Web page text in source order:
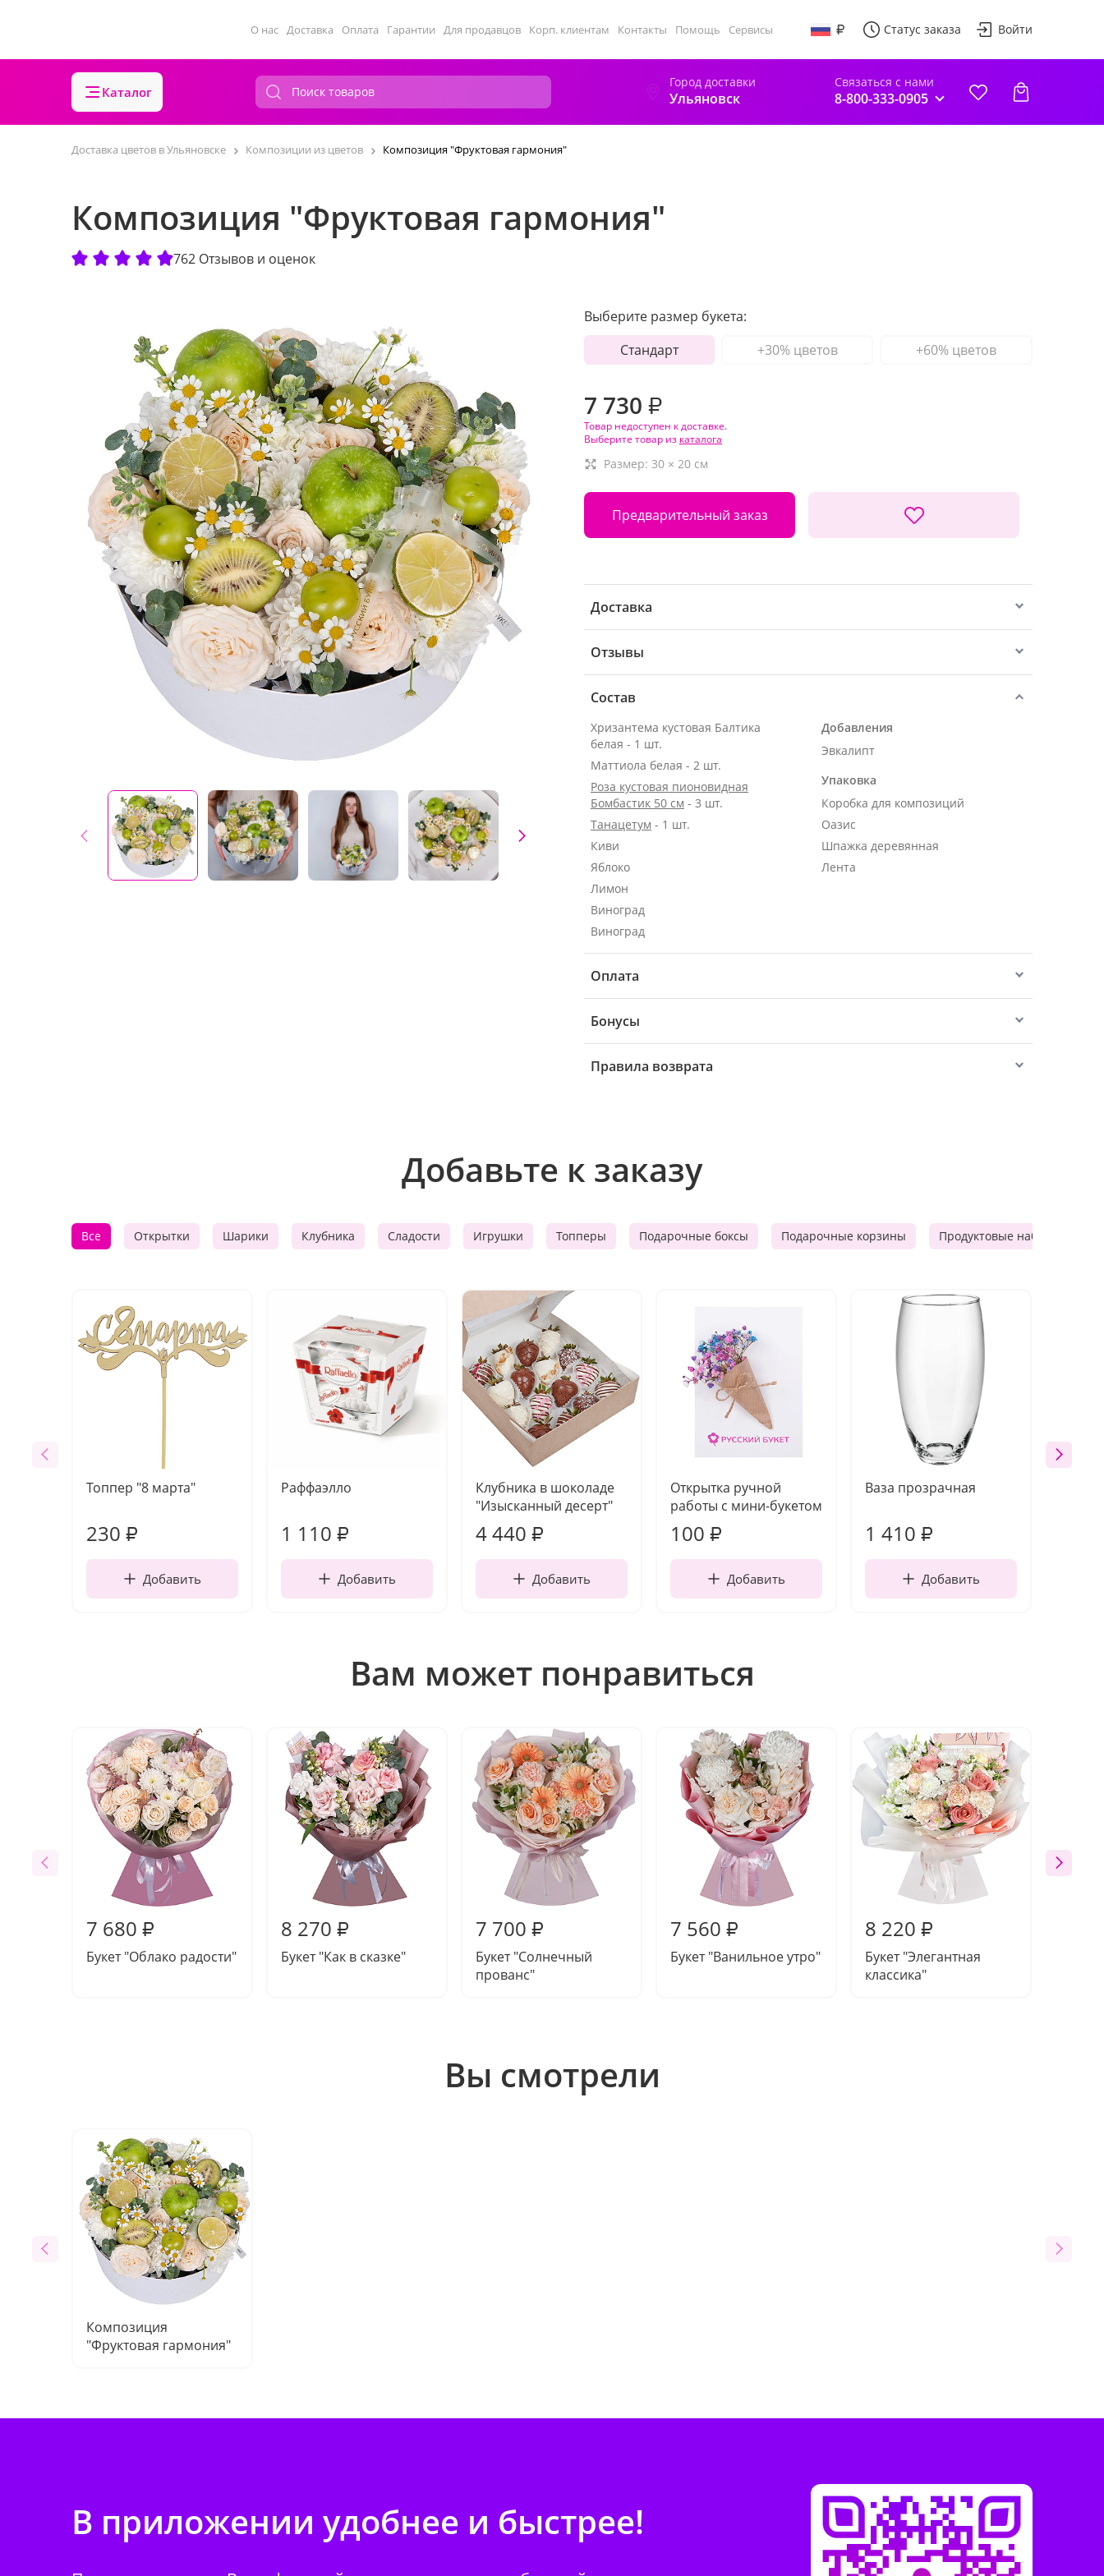
О нас Доставка Оплата Гарантии Для продавцов Корп. клиентам Контакты Помощь Сервисы Статус заказа Войти
Каталог
Город доставки
Ульяновск
Связаться с нами
8-800-333-0905
Доставка цветов в Ульяновске Композиции из цветов Композиция "Фруктовая гармония"
Композиция "Фруктовая гармония"
762 Отзывов и оценок
Выберите размер букета:
Стандарт
+30% цветов +60% цветов
7 730 ₽
Товар недоступен к доставке.
Выберите товар из каталога
Размер: 30 × 20 см
Предварительный заказ
Доставка
Отзывы
Состав
Хризантема кустовая Балтика
белая - 1 шт.
Маттиола белая - 2 шт.
Роза кустовая пионовидная
Бомбастик 50 см - 3 шт.
Танацетум - 1 шт.
Киви
Яблоко
Лимон
Виноград
Виноград
Добавления
Эвкалипт
Упаковка
Коробка для композиций
Оазис
Шпажка деревянная
Лента
Оплата
Бонусы
Правила возврата
Добавьте к заказу
Все Открытки Шарики Клубника Сладости Игрушки Топперы Подарочные боксы Подарочные корзины Продуктовые наборы
Топпер "8 марта"
230 ₽
Добавить
Раффаэлло
1 110 ₽
Добавить
Клубника в шоколаде
"Изысканный десерт"
4 440 ₽
Добавить
Открытка ручной
работы с мини-букетом
100 ₽
Добавить
Ваза прозрачная
1 410 ₽
Добавить
Вам может понравиться
7 680 ₽
Букет "Облако радости"
8 270 ₽
Букет "Как в сказке"
7 700 ₽
Букет "Солнечный
прованс"
7 560 ₽
Букет "Ванильное утро"
8 220 ₽
Букет "Элегантная
классика"
Вы смотрели
Композиция
"Фруктовая гармония"
В приложении удобнее и быстрее!